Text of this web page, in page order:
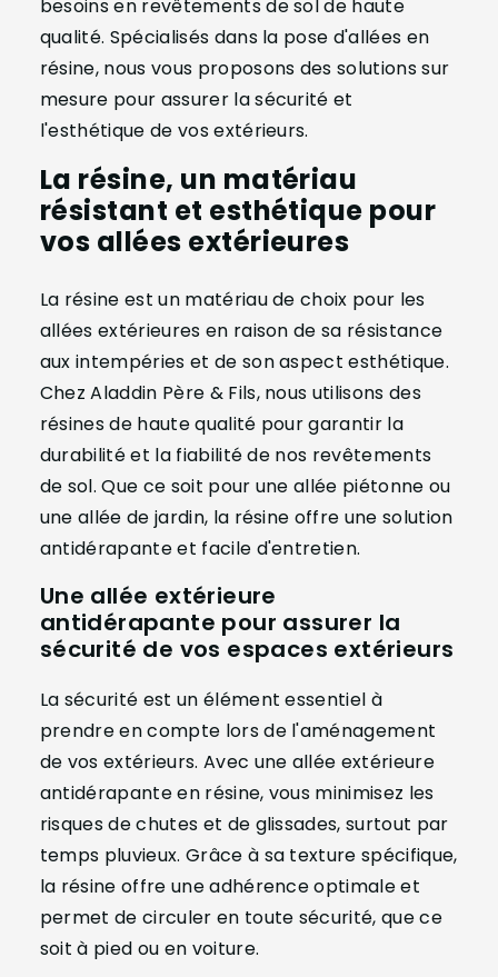
besoins en revêtements de sol de haute
qualité. Spécialisés dans la pose d'allées en
résine, nous vous proposons des solutions sur
mesure pour assurer la sécurité et
l'esthétique de vos extérieurs.
La résine, un matériau
résistant et esthétique pour
vos allées extérieures
La résine est un matériau de choix pour les
allées extérieures en raison de sa résistance
aux intempéries et de son aspect esthétique.
Chez Aladdin Père & Fils, nous utilisons des
résines de haute qualité pour garantir la
durabilité et la fiabilité de nos revêtements
de sol. Que ce soit pour une allée piétonne ou
une allée de jardin, la résine offre une solution
antidérapante et facile d'entretien.
Une allée extérieure
antidérapante pour assurer la
sécurité de vos espaces extérieurs
La sécurité est un élément essentiel à
prendre en compte lors de l'aménagement
de vos extérieurs. Avec une allée extérieure
antidérapante en résine, vous minimisez les
risques de chutes et de glissades, surtout par
temps pluvieux. Grâce à sa texture spécifique,
la résine offre une adhérence optimale et
permet de circuler en toute sécurité, que ce
soit à pied ou en voiture.